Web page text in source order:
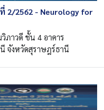
2/2562 - Neurology for
ภาวดี ชั้น 4 อาคาร
จังหวัดสุราษฎร์ธานี